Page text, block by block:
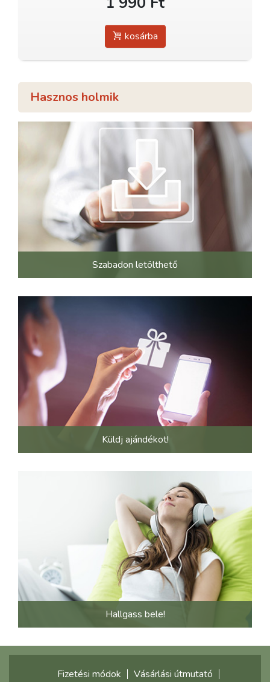
kosárba
Hasznos holmik
Szabadon letölthető
Küldj ajándékot!
Hallgass bele!
Fizetési módok Vásárlási útmutató